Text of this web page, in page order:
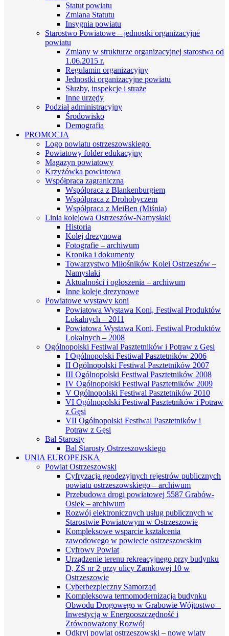
Statut powiatu
Zmiana Statutu
Insygnia powiatu
Starostwo Powiatowe – jednostki organizacyjne
powiatu
Zmiany w strukturze organizacyjnej starostwa od
1.06.2015 r.
Regulamin organizacyjny
Jednostki organizacyjne powiatu
Słuzby, inspekcje i straże
Inne urzędy
Podział administracyjny
Środowisko
Demografia
PROMOCJA
Logo powiatu ostrzeszowskiego
Powiatowy folder edukacyjny
Magazyn powiatowy
Krzyżówka powiatowa
Współpraca zagraniczna
Współpraca z Blankenburgiem
Współpraca z Drohobyczem
Współpraca z MeiBen (Miśnia)
Linia kolejowa Ostrzeszów-Namysłaki
Historia
Kolej drezynowa
Fotografie – archiwum
Kronika i dokumenty
Towarzystwo Miłośników Kolei Ostrzeszów –
Namysłaki
Aktualności i ogłoszenia – archiwum
Inne koleje drezynowe
Powiatowe wystawy koni
Powiatowa Wystawa Koni, Festiwal Produktów
Lokalnych – 2011
Powiatowa Wystawa Koni, Festiwal Produktów
Lokalnych – 2008
Ogólnopolski Festiwal Pasztetników i Potraw z Gęsi
I Ogólnopolski Festiwal Pasztetników 2006
II Ogólnopolski Festiwal Pasztetników 2007
III Ogólnopolski Festiwal Pasztetników 2008
IV Ogólnopolski Festiwal Pasztetników 2009
V Ogólnopolski Festiwal Pasztetników 2010
VI Ogólnopolski Festiwal Pasztetników i Potraw
z Gęsi
VII Ogólnopolski Festiwal Pasztetników i
Potraw z Gęsi
Bal Starosty
Bal Starosty Ostrzeszowskiego
UNIA EUROPEJSKA
Powiat Ostrzeszowski
Cyfryzacja geodezyjnych rejestrów publicznych
powiatu ostrzeszowskiego – archiwum
Przebudowa drogi powiatowej 5587 Grabów-
Osiek – archiwum
Rozwój elektronicznych usług publicznych w
Starostwie Powiatowym w Ostrzeszowie
Kompleksowe wsparcie kształcenia
zawodowego w powiecie ostrzeszowskim
Cyfrowy Powiat
Urządzenie terenu rekreacyjnego przy budynku
D, ZS nr 2 przy ulicy Zamkowej 10 w
Ostrzeszowie
Cyberbezpieczny Samorząd
Kompleksowa termomodernizacja budynku
Obwodu Drogowego w Grabowie Wójtostwo –
Inwestycją w Energooszczędność i
Zrównoważony Rozwój
Odkryj powiat ostrzeszowski – nowe wiaty